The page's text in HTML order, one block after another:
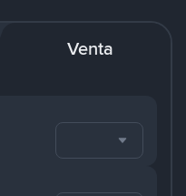
Venta